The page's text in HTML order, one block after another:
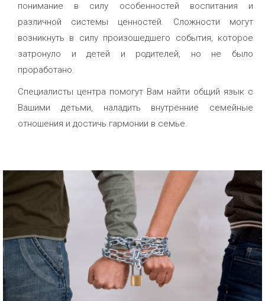
понимание в силу особенностей воспитания и
различной системы ценностей. Сложности могут
возникнуть в силу произошедшего события, которое
затронуло и детей и родителей, но не было
проработано.
Специалисты центра помогут Вам найти общий язык с
Вашими детьми, наладить внутренние семейные
отношения и достичь гармонии в семье.